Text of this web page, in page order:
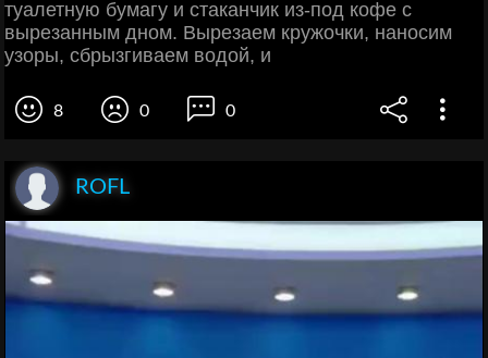
туалетную бумагу и стаканчик из-под кофе с
вырезанным дном. Вырезаем кружочки, наносим
узоры, сбрызгиваем водой, и
8 0 0
ROFL